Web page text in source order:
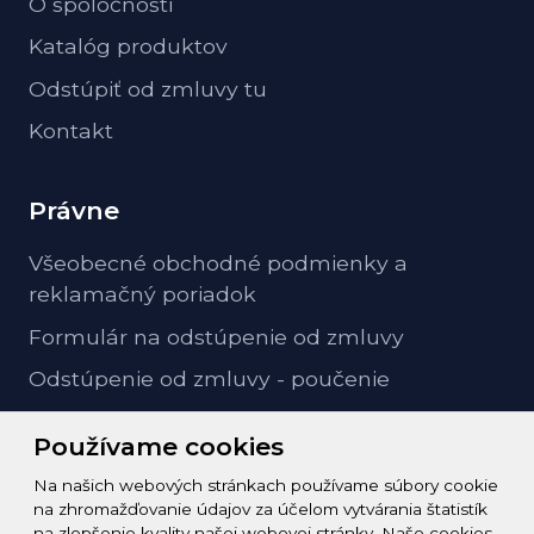
Používame cookies
Na našich webových stránkach používame súbory cookie
na zhromažďovanie údajov za účelom vytvárania štatistík
Katalóg produktov
Odstúpiť od zmluvy tu
Kontakt
Právne
Všeobecné obchodné podmienky a
reklamačný poriadok
Formulár na odstúpenie od zmluvy
Odstúpenie od zmluvy - poučenie
Kontakt